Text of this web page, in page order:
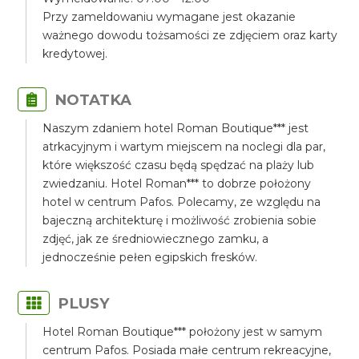
Przy zameldowaniu wymagane jest okazanie
ważnego dowodu tożsamości ze zdjęciem oraz karty
kredytowej.
NOTATKA
Naszym zdaniem hotel Roman Boutique*** jest
atrkacyjnym i wartym miejscem na noclegi dla par,
które większość czasu będą spędzać na plaży lub
zwiedzaniu. Hotel Roman*** to dobrze położony
hotel w centrum Pafos. Polecamy, ze względu na
bajeczną architekturę i możliwość zrobienia sobie
zdjęć, jak ze średniowiecznego zamku, a
jednocześnie pełen egipskich fresków.
PLUSY
Hotel Roman Boutique*** położony jest w samym
centrum Pafos. Posiada małe centrum rekreacyjne,